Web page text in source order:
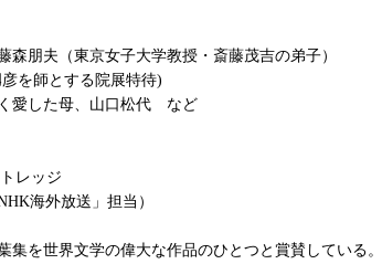
朋夫（東京女子大学教授・斎藤茂吉の弟子）
を師とする院展特待)
愛した母、山口松代 など
レッジ
海外放送」担当）
を世界文学の偉大な作品のひとつと賞賛している。